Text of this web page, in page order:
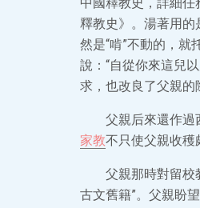
釋教史》。湯著用
然是“啃”不動的，
說：“自從你來這兒
求，也改良了父親的
父親后來還作過
家教不只使父親收穫
父親那時對留校
古文舊籍”。父親盼